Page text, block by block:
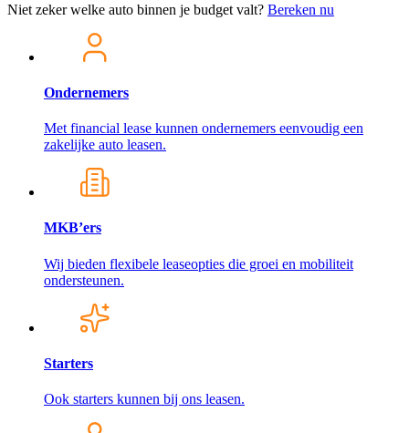
Niet zeker welke auto binnen je budget valt? Bereken nu
Ondernemers
Met financial lease kunnen ondernemers eenvoudig een
zakelijke auto leasen.
MKB’ers
Wij bieden flexibele leaseopties die groei en mobiliteit
ondersteunen.
Starters
Ook starters kunnen bij ons leasen.